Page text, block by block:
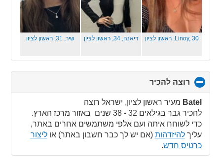
Linoy, 30, ראשון לציון דיאנה, 34, ראשון לציון שיר, 31, ראשון לציון
רוצה להכיר
to
collapse
contents
Batel מעיר ראשון לציון, ישראל רוצה
להכיר גבר בגילאים 32 - 38 שנים באזור מרכז הארץ.
כדי לשוחח איתה ועם אלפי משתמשים אחרים באתר,
עליךלהיזדהות (אם יש לך כבר חשבון באתר) אוליצור
כרטיס חדש.